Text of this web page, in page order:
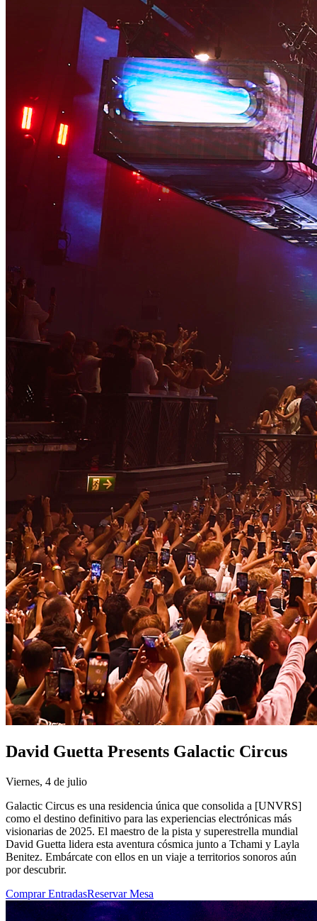
David Guetta Presents Galactic Circus
Viernes, 4 de julio
Galactic Circus es una residencia única que consolida a [UNVRS]
como el destino definitivo para las experiencias electrónicas más
visionarias de 2025. El maestro de la pista y superestrella mundial
David Guetta lidera esta aventura cósmica junto a Tchami y Layla
Benitez. Embárcate con ellos en un viaje a territorios sonoros aún
por descubrir.
Comprar EntradasReservar Mesa